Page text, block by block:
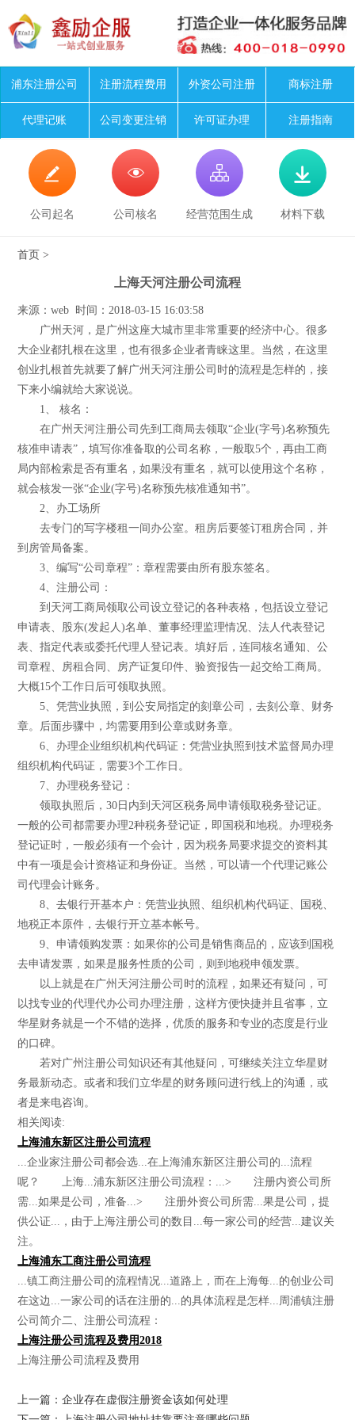
浦东注册公司 注册流程费用 外资公司注册 商标注册
代理记账 公司变更注销 许可证办理 注册指南

公司起名

公司核名

经营范围生成

材料下载
首页 >
上海天河注册公司流程
来源：web 时间：2018-03-15 16:03:58
广州天河，是广州这座大城市里非常重要的经济中心。很多
大企业都扎根在这里，也有很多企业者青睐这里。当然，在这里
创业扎根首先就要了解广州天河注册公司时的流程是怎样的，接
下来小编就给大家说说。
1、 核名：
在广州天河注册公司先到工商局去领取“企业(字号)名称预先
核准申请表”，填写你准备取的公司名称，一般取5个，再由工商
局内部检索是否有重名，如果没有重名，就可以使用这个名称，
就会核发一张“企业(字号)名称预先核准通知书”。
2、办工场所
去专门的写字楼租一间办公室。租房后要签订租房合同，并
到房管局备案。
3、编写“公司章程”：章程需要由所有股东签名。
4、注册公司：
到天河工商局领取公司设立登记的各种表格，包括设立登记
申请表、股东(发起人)名单、董事经理监理情况、法人代表登记
表、指定代表或委托代理人登记表。填好后，连同核名通知、公
司章程、房租合同、房产证复印件、验资报告一起交给工商局。
大概15个工作日后可领取执照。
5、凭营业执照，到公安局指定的刻章公司，去刻公章、财务
章。后面步骤中，均需要用到公章或财务章。
6、办理企业组织机构代码证：凭营业执照到技术监督局办理
组织机构代码证，需要3个工作日。
7、办理税务登记：
领取执照后，30日内到天河区税务局申请领取税务登记证。
一般的公司都需要办理2种税务登记证，即国税和地税。办理税务
登记证时，一般必须有一个会计，因为税务局要求提交的资料其
中有一项是会计资格证和身份证。当然，可以请一个代理记账公
司代理会计账务。
8、去银行开基本户：凭营业执照、组织机构代码证、国税、
地税正本原件，去银行开立基本帐号。
9、申请领购发票：如果你的公司是销售商品的，应该到国税
去申请发票，如果是服务性质的公司，则到地税申领发票。
以上就是在广州天河注册公司时的流程，如果还有疑问，可
以找专业的代理代办公司办理注册，这样方便快捷并且省事，立
华星财务就是一个不错的选择，优质的服务和专业的态度是行业
的口碑。
若对广州注册公司知识还有其他疑问，可继续关注立华星财
务最新动态。或者和我们立华星的财务顾问进行线上的沟通，或
者是来电咨询。
相关阅读:
上海浦东新区注册公司流程
...企业家注册公司都会选...在上海浦东新区注册公司的...流程
呢？ 上海...浦东新区注册公司流程：...> 注册内资公司所
需...如果是公司，准备...> 注册外资公司所需...果是公司，提
供公证...，由于上海注册公司的数目...每一家公司的经营...建议关
注。
上海浦东工商注册公司流程
...镇工商注册公司的流程情况...道路上，而在上海每...的创业公司
在这边...一家公司的话在注册的...的具体流程是怎样...周浦镇注册
公司简介二、注册公司流程：
上海注册公司流程及费用2018
上海注册公司流程及费用
上一篇：企业存在虚假注册资金该如何处理